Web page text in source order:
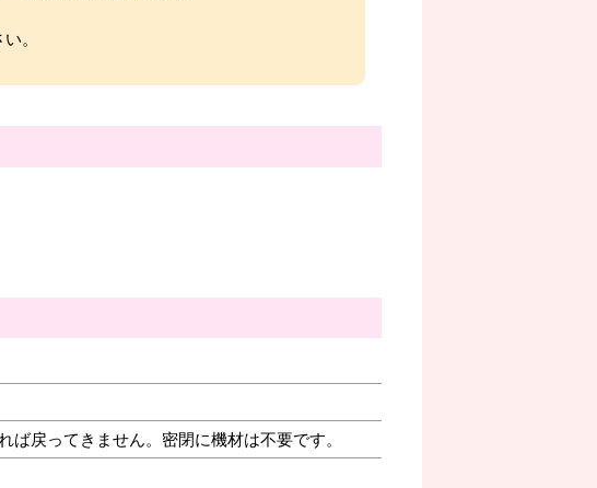
。
戻ってきません。密閉に機材は不要です。